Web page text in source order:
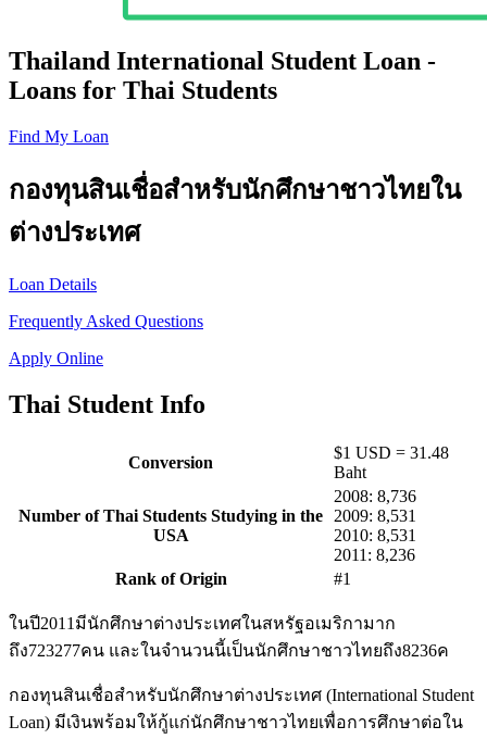
Thailand International Student Loan -
Loans for Thai Students
Find My Loan
กองทุนสินเชื่อสำหรับนักศึกษาชาวไทยใน
ต่างประเทศ
Loan Details
Frequently Asked Questions
Apply Online
Thai Student Info
Conversion
$1 USD = 31.48
Baht
Number of Thai Students Studying in the
USA
2008: 8,736
2009: 8,531
2010: 8,531
2011: 8,236
Rank of Origin
#1
ในปี2011มีนักศึกษาต่างประเทศในสหรัฐอเมริกามาก
ถึง723277คน และในจำนวนนี้เป็นนักศึกษาชาวไทยถึง8236ค
กองทุนสินเชื่อสำหรับนักศึกษาต่างประเทศ (International Student
Loan) มีเงินพร้อมให้กู้แก่นักศึกษาชาวไทยเพื่อการศึกษาต่อใน